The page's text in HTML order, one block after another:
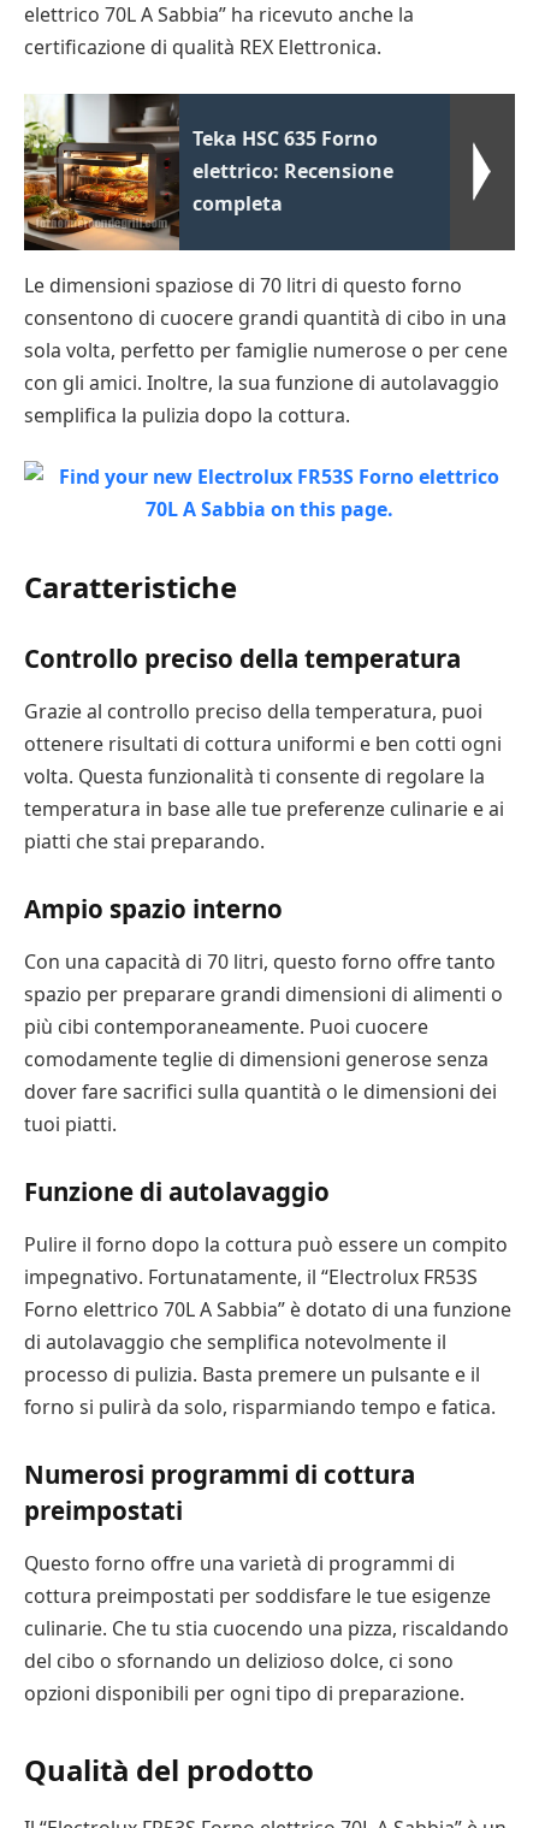
elettrico 70L A Sabbia” ha ricevuto anche la
certificazione di qualità REX Elettronica.
Teka HSC 635 Forno
elettrico: Recensione
completa
Le dimensioni spaziose di 70 litri di questo forno
consentono di cuocere grandi quantità di cibo in una
sola volta, perfetto per famiglie numerose o per cene
con gli amici. Inoltre, la sua funzione di autolavaggio
semplifica la pulizia dopo la cottura.
Caratteristiche
Controllo preciso della temperatura
Grazie al controllo preciso della temperatura, puoi
ottenere risultati di cottura uniformi e ben cotti ogni
volta. Questa funzionalità ti consente di regolare la
temperatura in base alle tue preferenze culinarie e ai
piatti che stai preparando.
Ampio spazio interno
Con una capacità di 70 litri, questo forno offre tanto
spazio per preparare grandi dimensioni di alimenti o
più cibi contemporaneamente. Puoi cuocere
comodamente teglie di dimensioni generose senza
dover fare sacrifici sulla quantità o le dimensioni dei
tuoi piatti.
Funzione di autolavaggio
Pulire il forno dopo la cottura può essere un compito
impegnativo. Fortunatamente, il “Electrolux FR53S
Forno elettrico 70L A Sabbia” è dotato di una funzione
di autolavaggio che semplifica notevolmente il
processo di pulizia. Basta premere un pulsante e il
forno si pulirà da solo, risparmiando tempo e fatica.
Numerosi programmi di cottura
preimpostati
Questo forno offre una varietà di programmi di
cottura preimpostati per soddisfare le tue esigenze
culinarie. Che tu stia cuocendo una pizza, riscaldando
del cibo o sfornando un delizioso dolce, ci sono
opzioni disponibili per ogni tipo di preparazione.
Qualità del prodotto